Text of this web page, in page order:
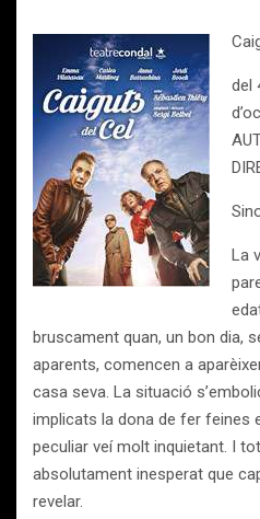
del
La
bruscament quan, un bon dia,
aparents, comencen a
casa seva. La situació
implicats la dona de fer feines
peculiar veí molt inquietant. I
absolutament inesperat que
revelar.